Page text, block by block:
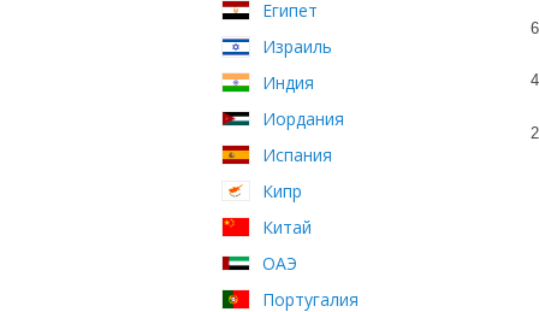
Египет
Израиль
Индия
Иордания
Испания
Кипр
Китай
ОАЭ
Португалия